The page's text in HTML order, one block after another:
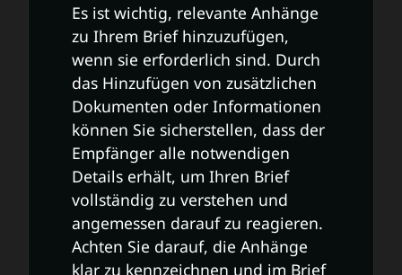
Es ist wichtig, relevante Anhänge
zu Ihrem Brief hinzuzufügen,
wenn sie erforderlich sind. Durch
das Hinzufügen von zusätzlichen
Dokumenten oder Informationen
können Sie sicherstellen, dass der
Empfänger alle notwendigen
Details erhält, um Ihren Brief
vollständig zu verstehen und
angemessen darauf zu reagieren.
Achten Sie darauf, die Anhänge
klar zu kennzeichnen und im Brief